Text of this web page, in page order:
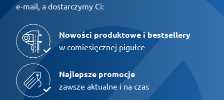
e-mail, a dostarczymy Ci:
Nowości produktowe i bestsellery
w comiesięcznej pigułce
Najlepsze promocje
zawsze aktualne i na czas